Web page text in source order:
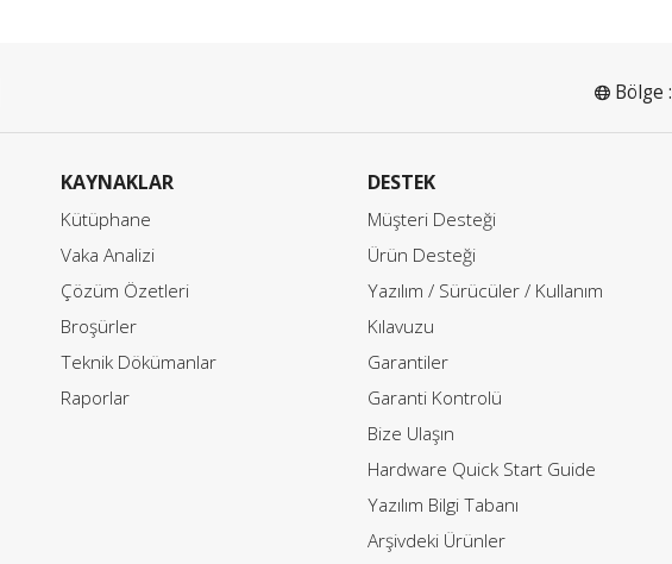
Bölge :
KAYNAKLAR
Kütüphane
Vaka Analizi
Çözüm Özetleri
Broşürler
Teknik Dökümanlar
Raporlar
DESTEK
Müşteri Desteği
Ürün Desteği
Yazılım / Sürücüler / Kullanım
Kılavuzu
Garantiler
Garanti Kontrolü
Bize Ulaşın
Hardware Quick Start Guide
Yazılım Bilgi Tabanı
Arşivdeki Ürünler